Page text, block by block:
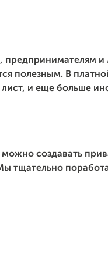
предпринимателям
полезным. В
и еще больше
создавать
тщательно